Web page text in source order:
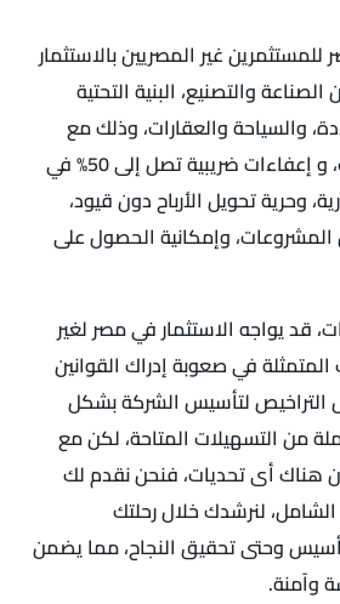
غير المصريين بالاستثمار
والتصنيع، البنية التحتية
والسياحة والعقارات، وذلك مع
تسهيلات تملك العقارات، و إعفاءات ضريبية تصل إلى 50% في
وحرية تحويل الأرباح دون قيود،
وإمكانية الحصول على
قد يواجه الاستثمار في مصر لغير
في صعوبة إدراك القوانين
التراخيص لتأسيس الشركة بشكل
من التسهيلات المتاحة، لكن مع
هناك أى تحديات، فنحن نقدم لك
لنرشدك خلال رحلتك
وحتى تحقيق النجاح، مما يضمن
وآمنة.